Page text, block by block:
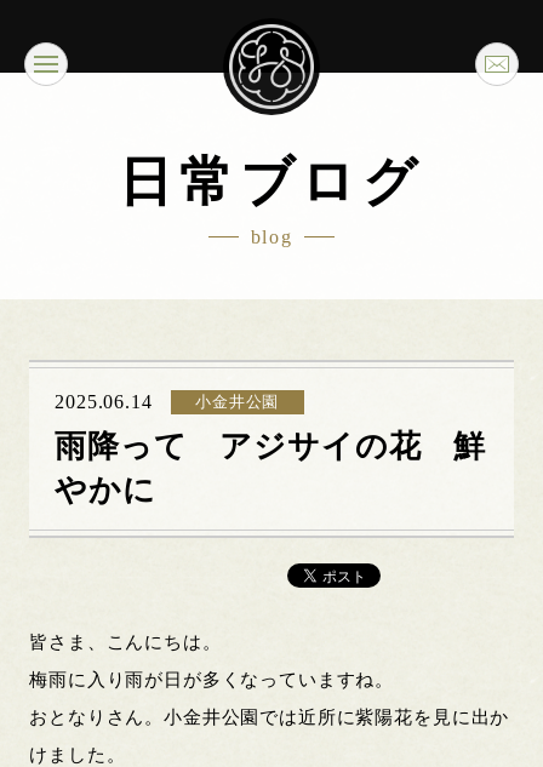
日常ブログ
blog
2025.06.14 小金井公園
雨降って アジサイの花 鮮
やかに
皆さま、こんにちは。
梅雨に入り雨が日が多くなっていますね。
おとなりさん。小金井公園では近所に紫陽花を見に出か
けました。